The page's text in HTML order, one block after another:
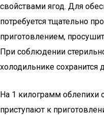
свойствами ягод. Для
потребуется тщательно
приготовлением,
При соблюдении
холодильнике сохранится
На 1 килограмм облепихи
приступают к